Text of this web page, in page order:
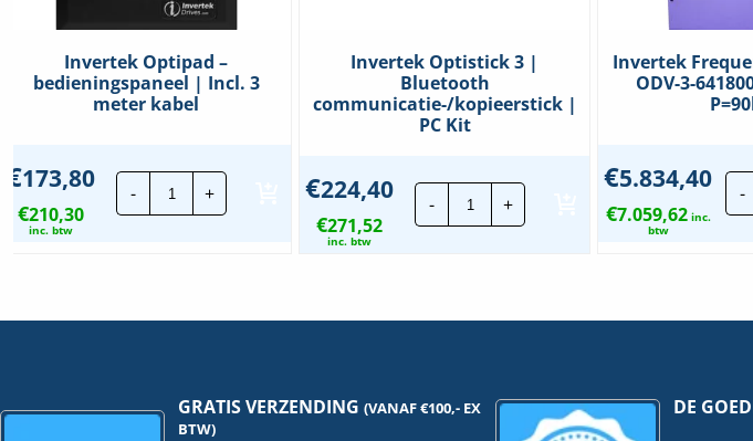
Invertek Optipad –
bedieningspaneel | Incl. 3
meter kabel
€173,80
€210,30
inc. btw
-
Invertek
Optipad
-
bedieningspaneel
kabel
+
Invertek Optistick 3 |
Bluetooth
communicatie-/kopieerstick |
PC Kit
€224,40
€271,52
inc. btw
-
Invertek
Optistick
3
+
Invertek
ODV-3-
€5.834,40
€7.059,62inc.
btw
-
GRATIS VERZENDING(VANAF €100,- EX
BTW)
DE